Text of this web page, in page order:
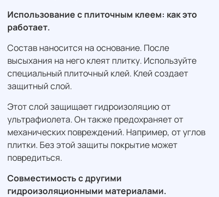
Использование с плиточным клеем: как это
работает.
Состав наносится на основание. После
высыхания на него клеят плитку. Используйте
специальный плиточный клей. Клей создает
защитный слой.
Этот слой защищает гидроизоляцию от
ультрафиолета. Он также предохраняет от
механических повреждений. Например, от углов
плитки. Без этой защиты покрытие может
повредиться.
Совместимость с другими
гидроизоляционными материалами.